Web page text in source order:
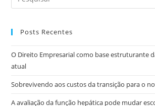
Posts Recentes
O Direito Empresarial como base estruturante
atual
Sobrevivendo aos custos da transição para o
A avaliação da função hepática pode mudar